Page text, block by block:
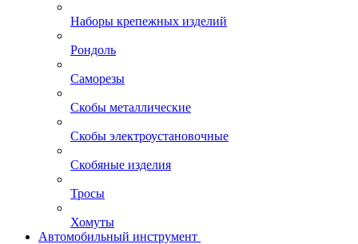
Наборы крепежных изделий
Рондоль
Саморезы
Скобы металлические
Скобы электроустановочные
Скобяные изделия
Тросы
Хомуты
Автомобильный инструмент